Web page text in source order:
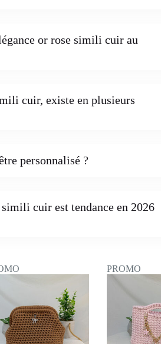
or rose simili cuir au
cuir, existe en plusieurs
personnalisé ?
cuir est tendance en 2026
PROMO